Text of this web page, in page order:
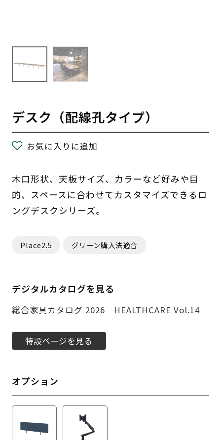
デスク（配線孔タイプ）
お気に入りに追加
木口形状、天板サイズ、カラーなど好みや目
的、スペースに合わせてカスタマイズできるロ
ングデスクシリーズ。
Place2.5 グリーン購入法適合
デジタルカタログを見る
総合家具カタログ 2026 HEALTHCARE Vol.14
特設ページを見る
オプション